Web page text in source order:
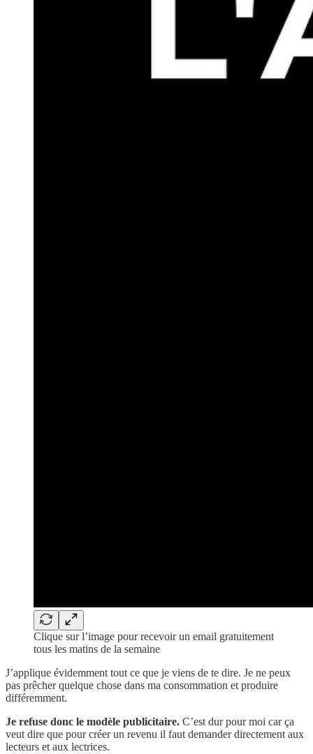
Clique sur l’image pour recevoir un email gratuitement
tous les matins de la semaine
J’applique évidemment tout ce que je viens de te dire. Je ne peux
pas prêcher quelque chose dans ma consommation et produire
différemment.
Je refuse donc le modèle publicitaire. C’est dur pour moi car ça
veut dire que pour créer un revenu il faut demander directement aux
lecteurs et aux lectrices.